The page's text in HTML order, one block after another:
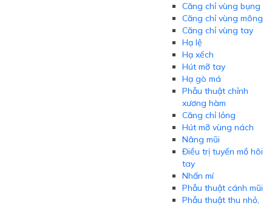
Căng chỉ vùng bụng
Căng chỉ vùng mông
Căng chỉ vùng tay
Hạ lệ
Hạ xếch
Hút mỡ tay
Hạ gò má
Phẫu thuật chỉnh
xương hàm
Căng chỉ lỏng
Hút mỡ vùng nách
Nâng mũi
Điều trị tuyến mồ hôi
tay
Nhấn mí
Phẫu thuật cánh mũi
Phẫu thuật thu nhỏ,